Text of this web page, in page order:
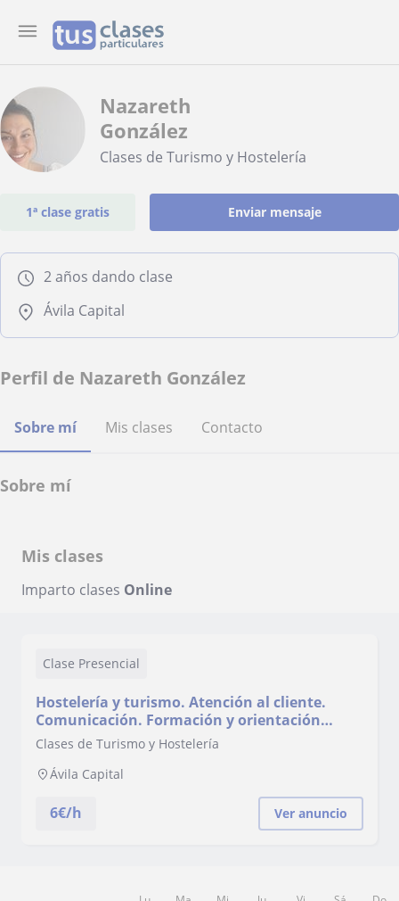
Nazareth
González
Clases de Turismo y Hostelería
1ª clase gratis Enviar mensaje
2 años dando clase
Ávila Capital
Perfil de Nazareth González
Sobre mí Mis clases Contacto
Sobre mí
Mis clases
Imparto clases Online
Clase Presencial
Hostelería y turismo. Atención al cliente.
Comunicación. Formación y orientación
laboral
Clases de Turismo y Hostelería
Ávila Capital
6€/h Ver anuncio